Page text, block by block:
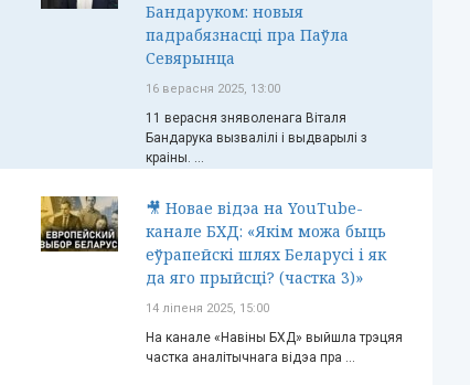
Бандаруком: новыя
падрабязнасці пра Паўла
Севярынца
16 верасня 2025, 13:00
11 верасня зняволенага Віталя
Бандарука вызвалілі і выдварылі з
краіны. ...
🎥 Новае відэа на YouTube-
канале БХД: «Якім можа быць
еўрапейскі шлях Беларусі і як
да яго прыйсці? (частка 3)»
14 ліпеня 2025, 15:00
На канале «Навіны БХД» выйшла трэцяя
частка аналітычнага відэа пра ...